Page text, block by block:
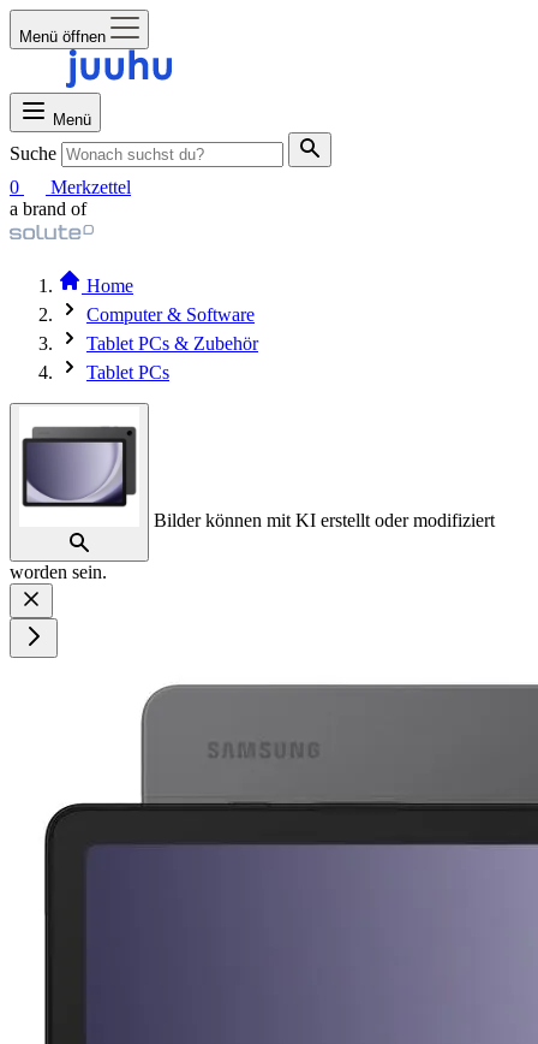
Menü öffnen
Menü
Suche
0
Merkzettel
a brand of
Home
Computer & Software
Tablet PCs & Zubehör
Tablet PCs
Bilder können mit KI erstellt oder modifiziert
worden sein.